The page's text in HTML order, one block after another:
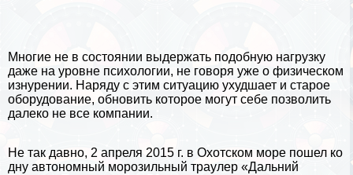
Многие не в состоянии выдержать подобную нагрузку
даже на уровне психологии, не говоря уже о физическом
изнурении. Наряду с этим ситуацию ухудшает и старое
оборудование, обновить которое могут себе позволить
далеко не все компании.
Не так давно, 2 апреля 2015 г. в Охотском море пошел ко
дну автономный морозильный траулер «Дальний